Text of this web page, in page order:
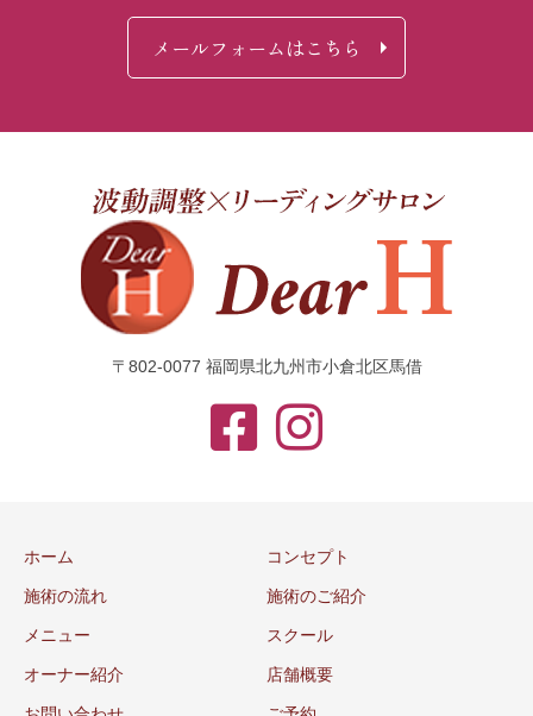
メールフォームはこちら
〒802-0077 福岡県北九州市小倉北区馬借
ホーム コンセプト
施術の流れ 施術のご紹介
メニュー スクール
オーナー紹介 店舗概要